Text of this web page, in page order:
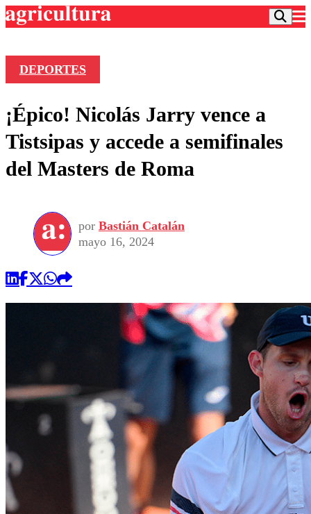
Frecuencias
Agricultura TV
Deportes
Colo Colo
Seleccion Chilena
Torneo Internacional
Universidad de Chile
Entretención
Economía
Internacional
Sustentabilidad
Publicaciones en medios
Opinión
DEPORTES
¡Épico! Nicolás Jarry vence a
Tistsipas y accede a semifinales
del Masters de Roma
por Bastián Catalán
mayo 16, 2024